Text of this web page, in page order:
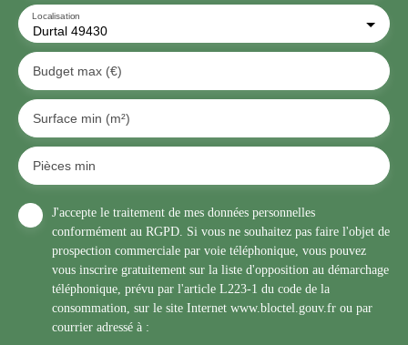
Durtal 49430
Localisation
Budget max (€)
Surface min (m²)
Pièces min
J'accepte le traitement de mes données personnelles
conformément au RGPD. Si vous ne souhaitez pas faire l'objet de
prospection commerciale par voie téléphonique, vous pouvez
vous inscrire gratuitement sur la liste d'opposition au démarchage
téléphonique, prévu par l'article L223-1 du code de la
consommation, sur le site Internet www.bloctel.gouv.fr ou par
courrier adressé à :